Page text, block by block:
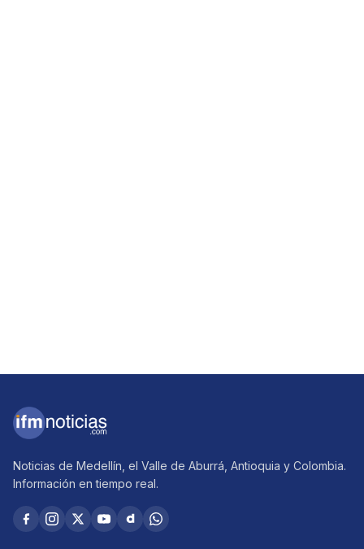
Noticias de Medellín, el Valle de Aburrá, Antioquia y Colombia.
Información en tiempo real.